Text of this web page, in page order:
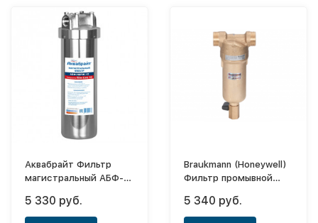
Аквабрайт Фильтр
магистральный АБФ-
5 330 руб.
Braukmann (Honeywell)
Фильтр промывной
5 340 руб.